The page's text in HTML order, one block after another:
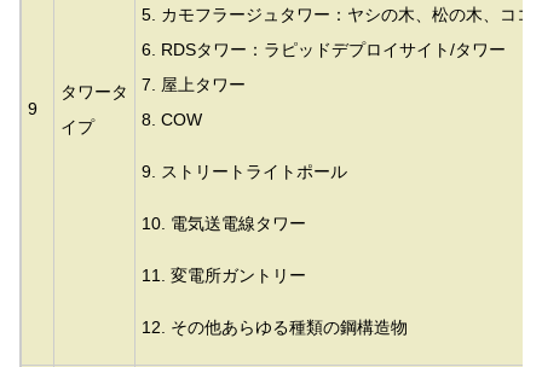
9
タワータ
イプ
5. カモフラージュタワー：ヤシの木、松の木、ココ
6. RDSタワー：ラピッドデプロイサイト/タワー
7. 屋上タワー
8. COW
9. ストリートライトポール
10. 電気送電線タワー
11. 変電所ガントリー
12. その他あらゆる種類の鋼構造物